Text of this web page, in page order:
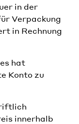
in der
Verpackung
in Rechnung
hat
Konto zu
innerhalb